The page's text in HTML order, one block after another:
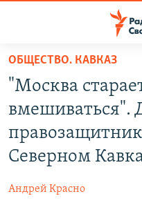
упрощенного
доступа
основному
содержанию
Вернутся
ПРОГРАММЫ
ЦИТАТЫ СВОБОДЫ
КУЛЬТУРА
ОБЩЕСТВО. КАВКАЗ
"Москва
вмешиваться".
Северном
Андрей Красно